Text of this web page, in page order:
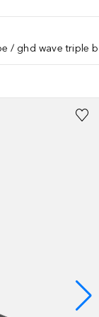
ghd wave triple